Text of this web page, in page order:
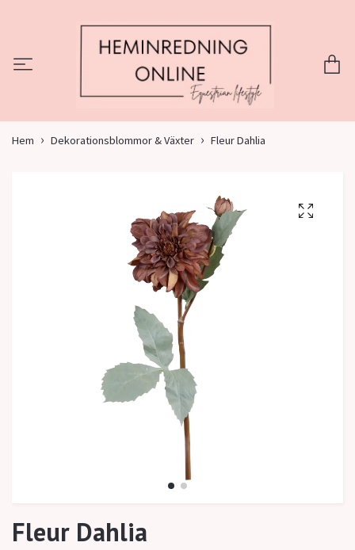
Hem Dekorationsblommor & Växter Fleur Dahlia
Fleur Dahlia